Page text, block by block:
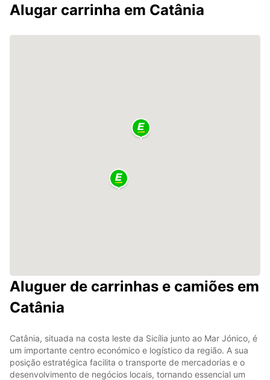
Alugar carrinha em Catânia
Aluguer de carrinhas e camiões em
Catânia
Catânia, situada na costa leste da Sicília junto ao Mar Jónico, é
um importante centro económico e logístico da região. A sua
posição estratégica facilita o transporte de mercadorias e o
desenvolvimento de negócios locais, tornando essencial um